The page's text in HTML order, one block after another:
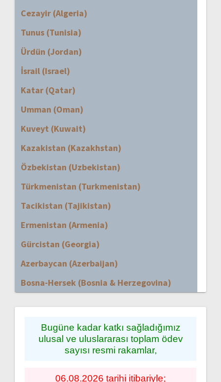
Cezayir (Algeria)
Tunus (Tunisia)
Ürdün (Jordan)
İsrail (Israel)
Katar (Qatar)
Umman (Oman)
Kuveyt (Kuwait)
Kazakistan (Kazakhstan)
Özbekistan (Uzbekistan)
Türkmenistan (Turkmenistan)
Tacikistan (Tajikistan)
Ermenistan (Armenia)
Gürcistan (Georgia)
Azerbaycan (Azerbaijan)
Bosna-Hersek (Bosnia & Herzegovina)
Bugüne kadar katkı sağladığımız
ulusal ve uluslararası toplam ödev
sayısı resmi rakamlar,
06.08.2026 tarihi itibariyle;